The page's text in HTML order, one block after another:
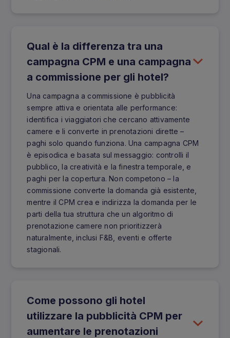
Qual è la differenza tra una
campagna CPM e una campagna
a commissione per gli hotel?
Una campagna a commissione è pubblicità
sempre attiva e orientata alle performance:
identifica i viaggiatori che cercano attivamente
camere e li converte in prenotazioni dirette –
paghi solo quando funziona. Una campagna CPM
è episodica e basata sul messaggio: controlli il
pubblico, la creatività e la finestra temporale, e
paghi per la copertura. Non competono – la
commissione converte la domanda già esistente,
mentre il CPM crea e indirizza la domanda per le
parti della tua struttura che un algoritmo di
prenotazione camere non prioritizzerà
naturalmente, inclusi F&B, eventi e offerte
stagionali.
Come possono gli hotel
utilizzare la pubblicità CPM per
aumentare le prenotazioni